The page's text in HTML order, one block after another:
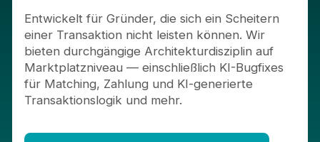
Entwickelt für Gründer, die sich ein Scheitern
einer Transaktion nicht leisten können. Wir
bieten durchgängige Architekturdisziplin auf
Marktplatzniveau — einschließlich KI-Bugfixes
für Matching, Zahlung und KI-generierte
Transaktionslogik und mehr.